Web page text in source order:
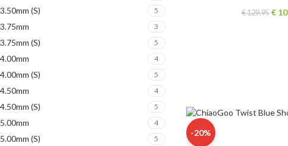
3.50mm (S) 5
3.75mm 3
3.75mm (S) 5
4.00mm 4
4.00mm (S) 5
4.50mm 4
4.50mm (S) 5
5.00mm 4
5.00mm (S) 5
€129.95 €
-20%